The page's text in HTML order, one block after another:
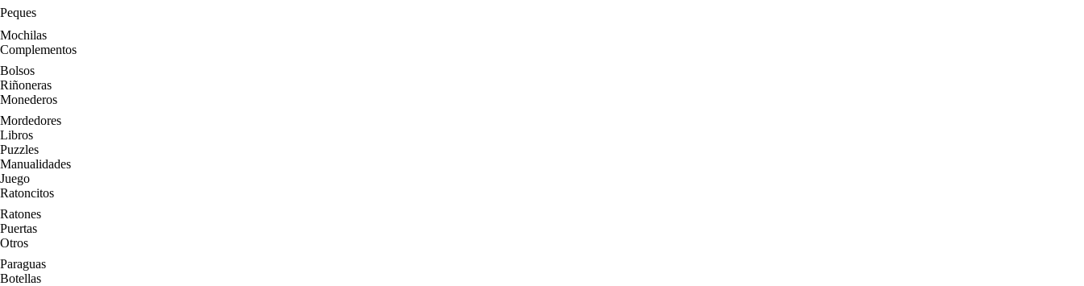
Peques
Mochilas
Complementos
Bolsos
Riñoneras
Monederos
Mordedores
Libros
Puzzles
Manualidades
Juego
Ratoncitos
Ratones
Puertas
Otros
Paraguas
Botellas